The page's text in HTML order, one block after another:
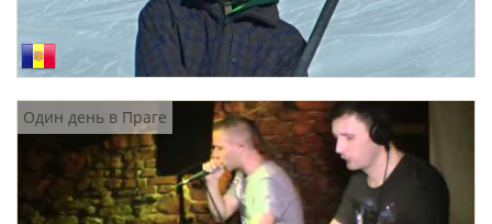
Один день в Праге